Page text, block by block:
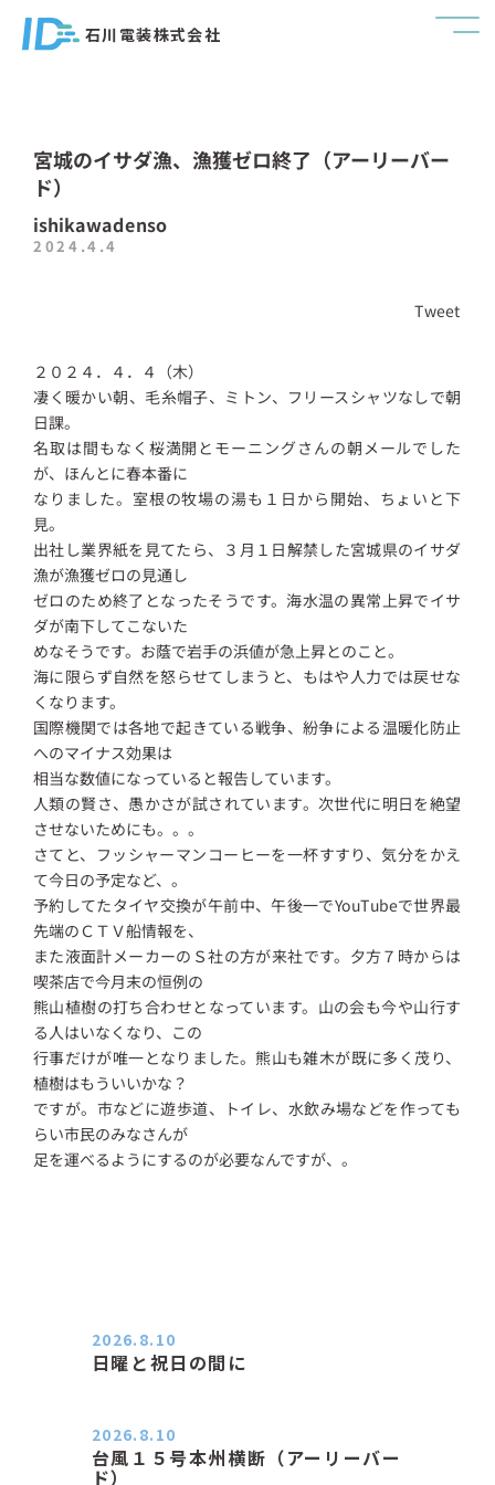
石川電装株式会社
宮城のイサダ漁、漁獲ゼロ終了（アーリーバー
ド）
ishikawadenso
2024.4.4
Tweet
２０２４．４．４（木）
凄く暖かい朝、毛糸帽子、ミトン、フリースシャツなしで朝
日課。
名取は間もなく桜満開とモーニングさんの朝メールでした
が、ほんとに春本番に
なりました。室根の牧場の湯も１日から開始、ちょいと下
見。
出社し業界紙を見てたら、３月１日解禁した宮城県のイサダ
漁が漁獲ゼロの見通し
ゼロのため終了となったそうです。海水温の異常上昇でイサ
ダが南下してこないた
めなそうです。お蔭で岩手の浜値が急上昇とのこと。
海に限らず自然を怒らせてしまうと、もはや人力では戻せな
くなります。
国際機関では各地で起きている戦争、紛争による温暖化防止
へのマイナス効果は
相当な数値になっていると報告しています。
人類の賢さ、愚かさが試されています。次世代に明日を絶望
させないためにも。。。
さてと、フッシャーマンコーヒーを一杯すすり、気分をかえ
て今日の予定など、。
予約してたタイヤ交換が午前中、午後一でYouTubeで世界最
先端のＣＴＶ船情報を、
また液面計メーカーのＳ社の方が来社です。夕方７時からは
喫茶店で今月末の恒例の
熊山植樹の打ち合わせとなっています。山の会も今や山行す
る人はいなくなり、この
行事だけが唯一となりました。熊山も雑木が既に多く茂り、
植樹はもういいかな？
ですが。市などに遊歩道、トイレ、水飲み場などを作っても
らい市民のみなさんが
足を運べるようにするのが必要なんですが、。
日曜と祝日の間に
2026.8.10
台風１５号本州横断（アーリーバー
ド）
2026.8.10